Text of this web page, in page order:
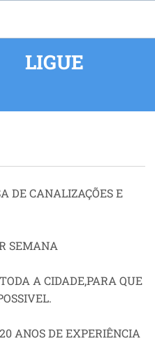
LIGUE
DE CANALIZAÇÕES E
SEMANA
A CIDADE,PARA QUE
ANOS DE EXPERIÊNCIA